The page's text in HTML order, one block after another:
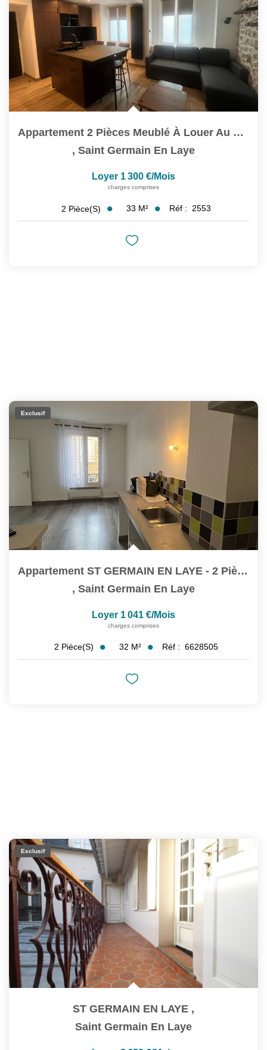
Appartement 2 Pièces Meublé À Louer Au Centre-Ville De...
, Saint Germain En Laye
Loyer 1 300 €/mois
charges comprises
2 Pièce(s) 33 M² Réf : 2553
Exclusif
Appartement ST GERMAIN EN LAYE - 2 Pièce(s) - 31.67m2
, Saint Germain En Laye
Loyer 1 041 €/mois
charges comprises
2 Pièce(s) 32 M² Réf : 6628505
Exclusif
ST GERMAIN EN LAYE ,
Saint Germain En Laye